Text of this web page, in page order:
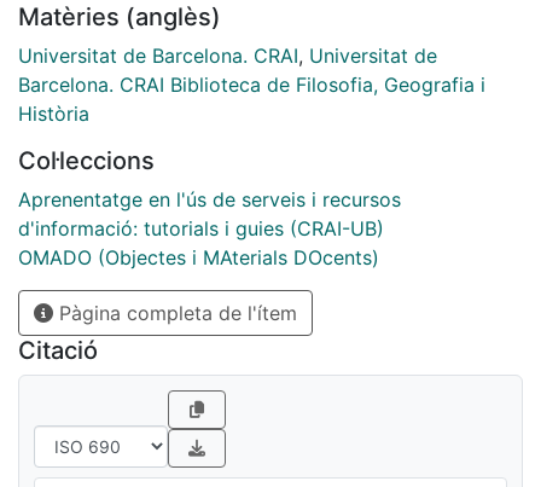
Matèries (anglès)
Universitat de Barcelona. CRAI, Universitat de
Barcelona. CRAI Biblioteca de Filosofia, Geografia i
Història
Col·leccions
Aprenentatge en l'ús de serveis i recursos
d'informació: tutorials i guies (CRAI-UB)
OMADO (Objectes i MAterials DOcents)
Pàgina completa de l'ítem
Citació